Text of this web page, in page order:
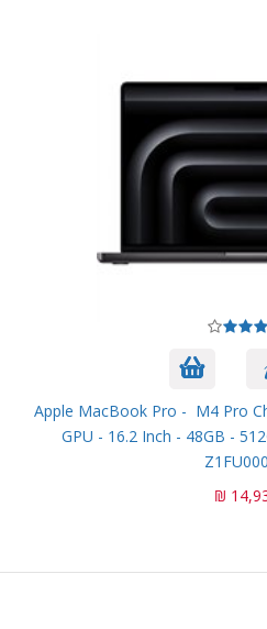
Apple MacBook Pro - M4 Pro
GPU - 16.2 Inch - 48GB -